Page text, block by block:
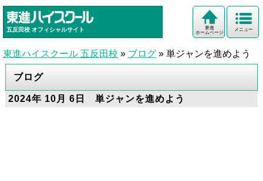
五反田校 オフィシャルサイト メニュー
東進
ホームページ
東進ハイスクール 五反田校 » ブログ » 単ジャンを進めよう
ブログ
2024年 10月 6日 単ジャンを進めよう